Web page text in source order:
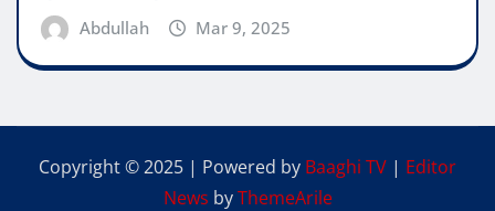
Abdullah Mar 9, 2025
Copyright © 2025 | Powered by Baaghi TV | Editor
News byThemeArile